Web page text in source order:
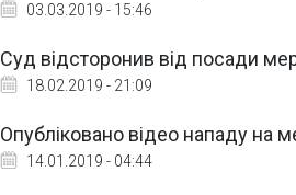
03.03.2019 - 15:46
Суд відсторонив від посади
18.02.2019 - 21:09
Опубліковано відео нападу на
14.01.2019 - 04:44